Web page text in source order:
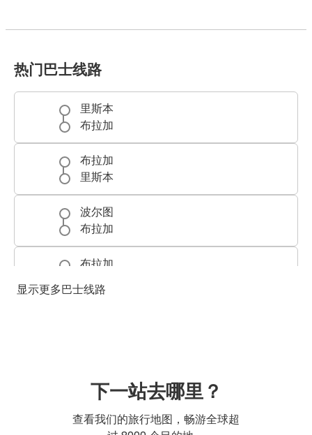
热门巴士线路
里斯本
布拉加
布拉加
里斯本
波尔图
布拉加
布拉加
波尔图
波尔图(机场)
吉马良斯
显示更多巴士线路
下一站去哪里？
查看我们的旅行地图，畅游全球超